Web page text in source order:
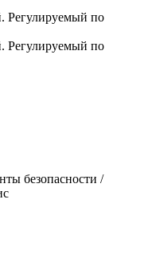
безопасности /